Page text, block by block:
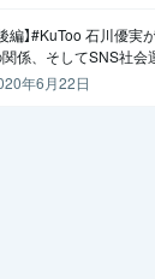
後編】#KuToo 石川優
係、そしてSNS社会
るには
年6月22日